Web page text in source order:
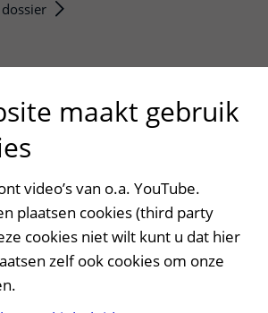
School
maakt gebruik
video’s van o.a. YouTube.
plaatsen cookies (third party
cookies niet wilt kunt u dat hier
zelf ook cookies om onze